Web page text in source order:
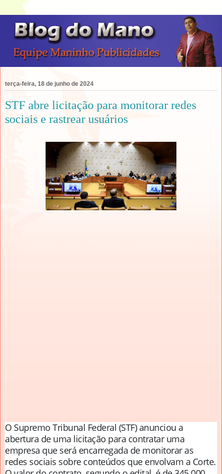
terça-feira, 18 de junho de 2024
STF abre licitação para monitorar redes
sociais e rastrear usuários
O Supremo Tribunal Federal (STF) anunciou a
abertura de uma licitação para contratar uma
empresa que será encarregada de monitorar as
redes sociais sobre conteúdos que envolvam a Corte.